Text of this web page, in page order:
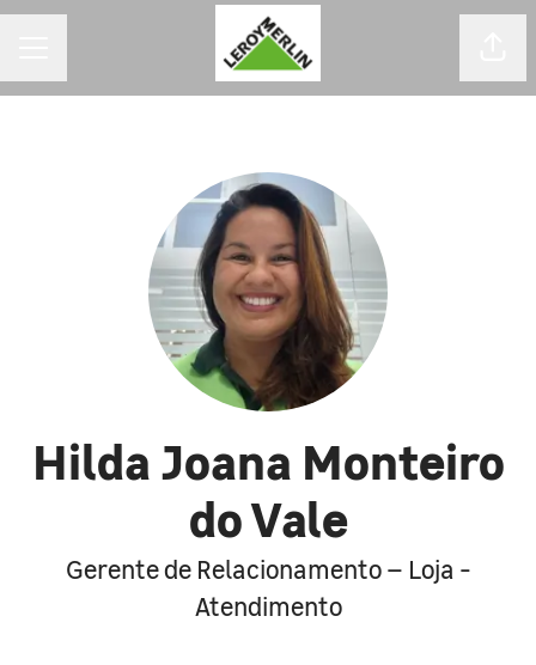
Hilda Joana Monteiro
do Vale
Gerente de Relacionamento – Loja -
Atendimento